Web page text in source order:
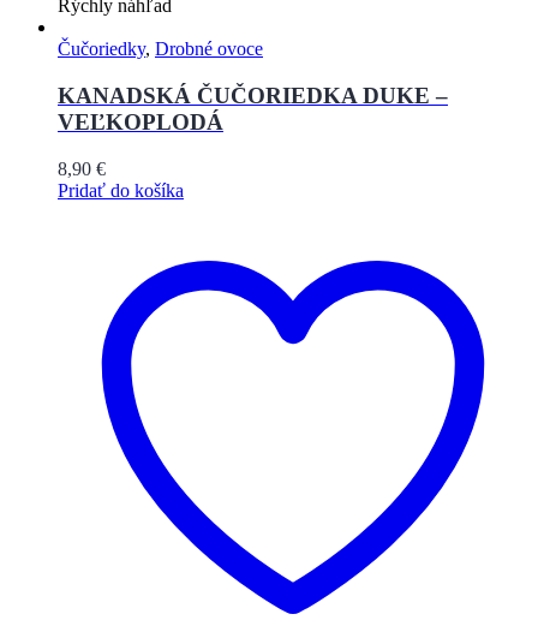
Rýchly náhľad
Čučoriedky, Drobné ovoce
KANADSKÁ ČUČORIEDKA DUKE –
VEĽKOPLODÁ
8,90 €
Pridať do košíka